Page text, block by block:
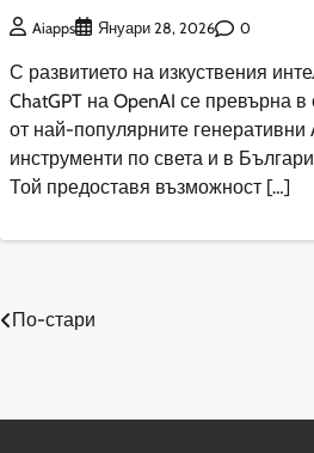
Aiapps Януари 28, 2026 0
С развитието на изкуствения
ChatGPT на OpenAI се превърна в
от най-популярните генеративни
инструменти по света и в
Той предоставя възможност […]
Навигация
По-стари